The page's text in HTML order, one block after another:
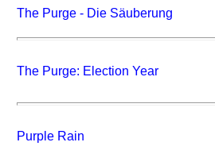
The Purge - Die Säuberung
The Purge: Election Year
Purple Rain